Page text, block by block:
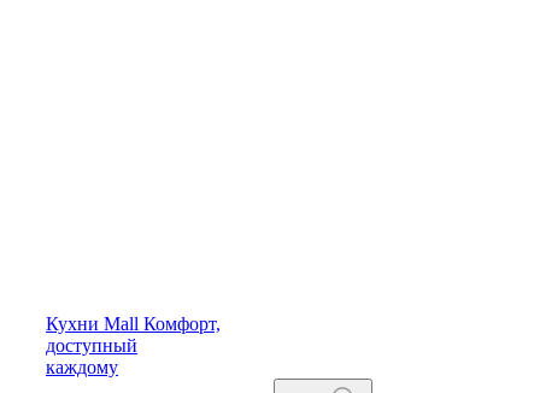
Кухни Mall Комфорт,
доступный
каждому